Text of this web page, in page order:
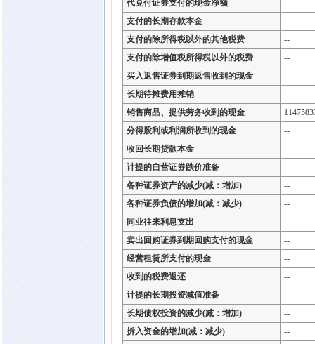
代兑付证券支付的现金净额
--
支付的长期存款本金
--
支付的除所得税以外的其他税费
--
支付的除增值税所得税以外的税费
--
买入返售证券到期返售收到的现金
--
长期待摊费用摊销
--
销售商品、提供劳务收到的现金
分得股利或利润所收到的现金
--
收回长期贷款本金
--
计提的自营证券跌价准备
--
各种证券资产的减少(减：增加)
--
各种证券负债的增加(减：减少)
--
同业往来利息支出
--
卖出回购证券到期回购支付的现金
--
经营租赁所支付的现金
--
收到的税费返还
--
计提的长期投资减值准备
--
长期债权投资的减少(减：增加)
--
拆入资金的增加(减：减少)
--